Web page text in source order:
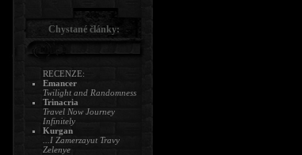
Chystané články:
RECENZE:
Emancer
Twilight and Randomness
Trinacria
Travel Now Journey
Infinitely
Kurgan
...I Zamerzayut Travy
Zelenye